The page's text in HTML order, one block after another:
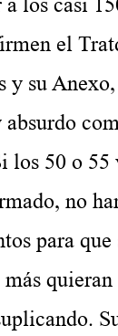
los casi
el
y su
los 50 o 55
no
para que
quieran